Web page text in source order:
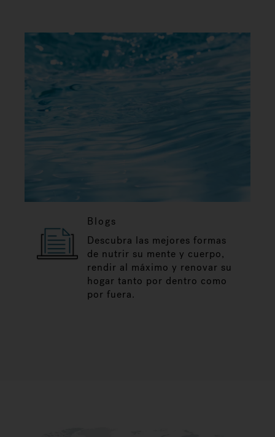
Blogs
Descubra las mejores formas
de nutrir su mente y cuerpo,
rendir al máximo y renovar su
hogar tanto por dentro como
por fuera.